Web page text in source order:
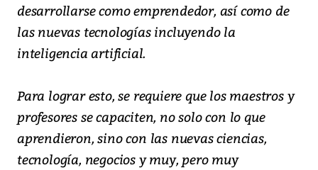
desarrollarse como emprendedor, así como de
las nuevas tecnologías incluyendo la
inteligencia artificial.
Para lograr esto, se requiere que los maestros y
profesores se capaciten, no solo con lo que
aprendieron, sino con las nuevas ciencias,
tecnología, negocios y muy, pero muy